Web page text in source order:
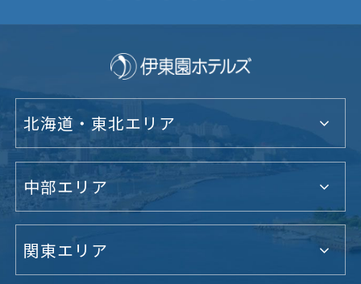
北海道・東北エリア
中部エリア
関東エリア